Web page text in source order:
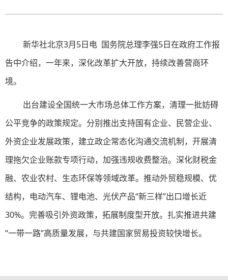
新华社北京3月5日电 国务院总理李强5日在政府工作报
告中介绍，一年来，深化改革扩大开放，持续改善营商环
境。
出台建设全国统一大市场总体工作方案，清理一批妨碍
公平竞争的政策规定。分别推出支持国有企业、民营企业、
外资企业发展政策，建立政企常态化沟通交流机制，开展清
理拖欠企业账款专项行动，加强违规收费整治。深化财税金
融、农业农村、生态环保等领域改革。推动外贸稳规模、优
结构，电动汽车、锂电池、光伏产品“新三样”出口增长近
30%。完善吸引外资政策，拓展制度型开放。扎实推进共建
“一带一路”高质量发展，与共建国家贸易投资较快增长。